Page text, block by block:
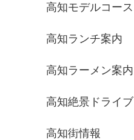
高知モデルコース
高知ランチ案内
高知ラーメン案内
高知絶景ドライブ
高知街情報